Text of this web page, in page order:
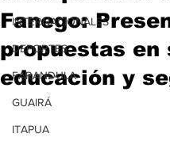
INTERNACIONALES
DEPORTES
FARANDULA
GUAIRÁ
ITAPUA
Fanego:
propuestas en
educación y